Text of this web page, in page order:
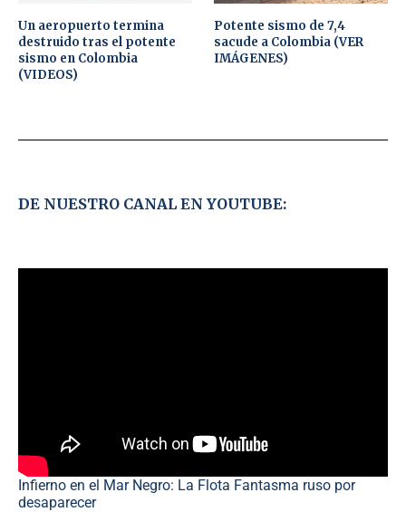
Un aeropuerto termina
destruido tras el potente
sismo en Colombia
(VIDEOS)
Potente sismo de 7,4
sacude a Colombia (VER
IMÁGENES)
DE NUESTRO CANAL EN YOUTUBE:
Infierno en el Mar Negro: La Flota Fantasma ruso por
desaparecer